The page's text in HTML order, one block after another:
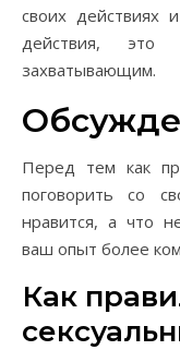
своих действиях
действия,
захватывающим.
Перед тем как
поговорить со
нравится, а что
ваш опыт более
Как